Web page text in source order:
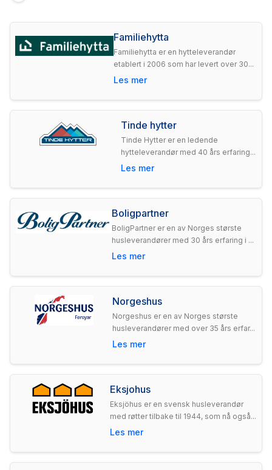
Familiehytta
Familiehytta er en hytteleverandør
etablert i 2006 som har levert over 30...
Les mer
Tinde hytter
Tinde Hytter er en ledende
hytteleverandør med 40 års erfaring...
Les mer
Boligpartner
BoligPartner er en av Norges største
husleverandører med 30 års erfaring i ...
Les mer
Norgeshus
Norgeshus er en av Norges største
husleverandører med over 35 års erfar...
Les mer
Eksjohus
Eksjöhus er en svensk husleverandør
med røtter tilbake til 1944, som nå også...
Les mer